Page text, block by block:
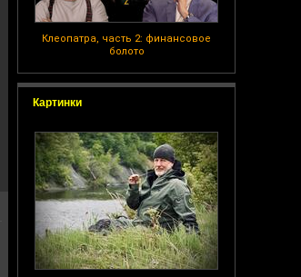
Клеопатра, часть 2: финансовое
болото
Картинки